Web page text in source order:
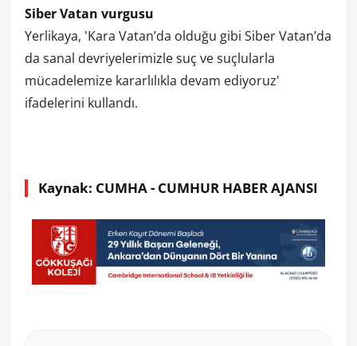
Siber Vatan vurgusu
Yerlikaya, 'Kara Vatan’da olduğu gibi Siber Vatan’da
da sanal devriyelerimizle suç ve suçlularla
mücadelemize kararlılıkla devam ediyoruz'
ifadelerini kullandı.
Kaynak: CUMHA - CUMHUR HABER AJANSI